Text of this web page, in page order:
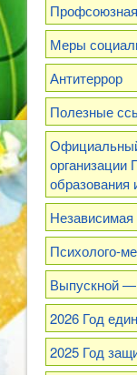
Меры
Антитеррор
Полезные
организации
образования
Независимая
Психолого-
Выпускной —
2026 Год
2025 Год